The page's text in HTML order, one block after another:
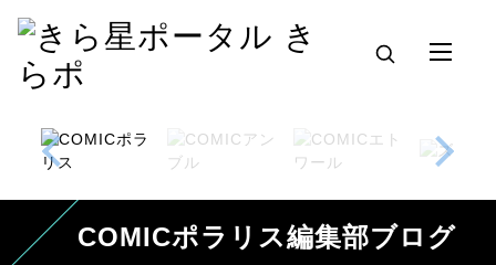
COMICポラリス編集部ブログ